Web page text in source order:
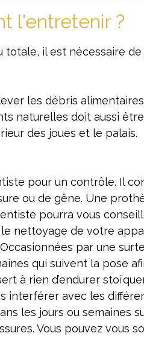
l'entretenir ?
il est nécessaire
les débris
naturelles doit aussi
des joues et le palais.
pour un contrôle. Il
ou de gêne. Une
pourra vous
nettoyage de votre
Occasionnées par une
qui suivent la pose
à rien d’endurer
interférer avec les
les jours ou semaines
Vous pouvez vous